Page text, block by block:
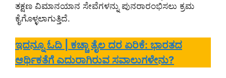
ತಕ್ಷಣ ವಿಮಾನಯಾನ ಸೇವೆಗಳನ್ನು ಪುನರಾರಂಭಿಸಲು ಕ್ರಮ
ಕೈಗೊಳ್ಳಲಾಗುತ್ತಿದೆ.
ಇದನ್ನೂ ಓದಿ | ಕಚ್ಚಾ ತೈಲ ದರ ಏರಿಕೆ: ಭಾರತದ
ಆರ್ಥಿಕತೆಗೆ ಎದುರಾಗಿರುವ ಸವಾಲುಗಳೇನು?